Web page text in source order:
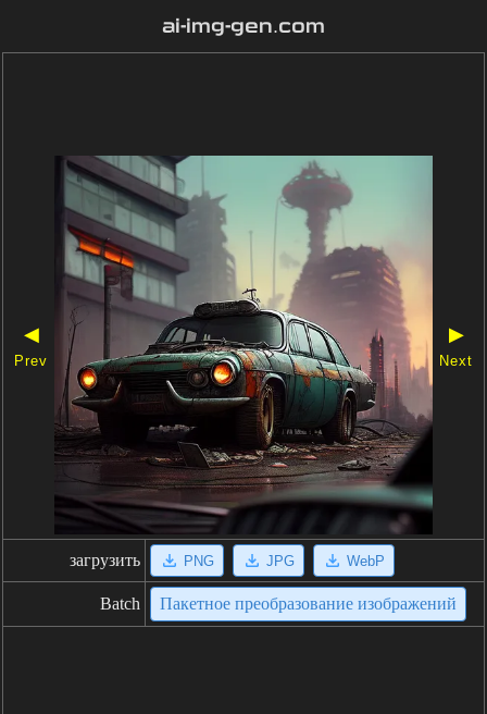
ai-img-gen.com
◀
Prev
▶
Next
загрузить PNG JPG WebP
Batch Пакетное преобразование изображений